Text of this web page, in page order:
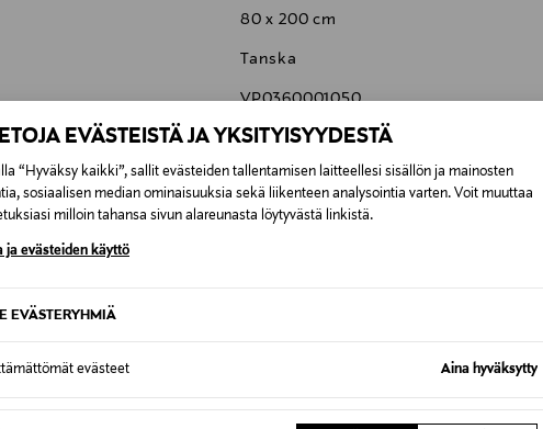
EVÄSTEISTÄ JA YKSITYISYYDESTÄ
“Hyväksy kaikki”, sallit evästeiden tallentamisen laitteellesi sisällön ja mainosten
sosiaalisen median ominaisuuksia sekä liikenteen analysointia varten. Voit muuttaa
milloin tahansa sivun alareunasta löytyvästä linkistä.
ja evästeiden käyttö
EVÄSTERYHMIÄ
evästeet Aina hyväksytty
80 x 200 cm
Tanska
VP0360001050
Tempur
Asematie 4 – 10, 01300 Vantaa, Finland
info@tempur.fi